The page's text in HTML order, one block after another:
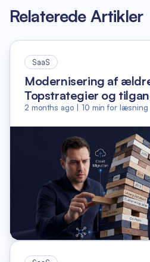
Relaterede Artikler
SaaS
Modernisering af
Topstrategier og
2 months ago |10 min for læsning